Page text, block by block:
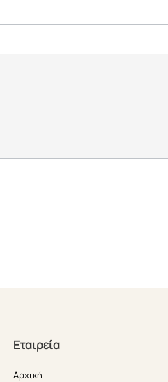
Εταιρεία
Αρχική